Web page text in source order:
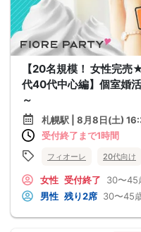
【20名規模！ 女性完
代40代中心編】個室婚
～
札幌駅 | 8月8日(土)
受付終了まで1時間
フィオーレ 20代向け
女性 受付終了 30〜45
男性 残り2席 30〜45